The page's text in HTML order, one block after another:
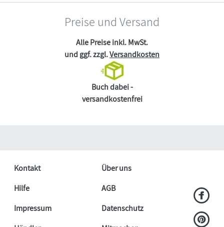
Preise und Versand
Alle Preise inkl. MwSt.
und ggf. zzgl.Versandkosten
Buch dabei -
versandkostenfrei
Kontakt
Über uns
Hilfe
AGB
Impressum
Datenschutz